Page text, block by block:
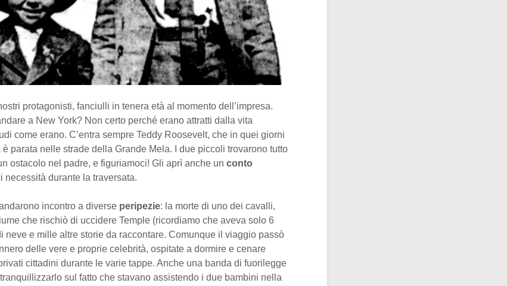
protagonisti, fanciulli in tenera età al momento dell’impresa.
a New York? Non certo perché erano attratti dalla vita
come erano. C’entra sempre Teddy Roosevelt, che in quei giorni
parata nelle strade della Grande Mela. I due piccoli trovarono tutto
ostacolo nel padre, e figuriamoci! Gli aprì anche un conto
necessità durante la traversata.
incontro a diverse peripezie: la morte di uno dei cavalli,
che rischiò di uccidere Temple (ricordiamo che aveva solo 6
neve e mille altre storie da raccontare. Comunque il viaggio passò
delle vere e proprie celebrità, ospitate a dormire e cenare
cittadini durante le varie tappe. Anche una banda di fuorilegge
sul fatto che stavano assistendo i due bambini nella